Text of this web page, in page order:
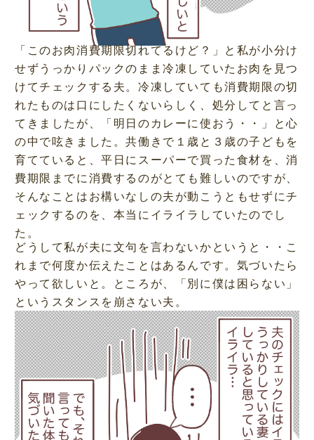
「このお肉消費期限切れてるけど？」と私が小分け
せずうっかりパックのまま冷凍していたお肉を見つ
けてチェックする夫。冷凍していても消費期限の切
れたものは口にしたくないらしく、処分してと言っ
てきましたが、「明日のカレーに使おう・・」と心
の中で呟きました。共働きで１歳と３歳の子どもを
育てていると、平日にスーパーで買った食材を、消
費期限までに消費するのがとても難しいのですが、
そんなことはお構いなしの夫が動こうともせずにチ
ェックするのを、本当にイライラしていたのでし
た。
どうして私が夫に文句を言わないかというと・・こ
れまで何度か伝えたことはあるんです。気づいたら
やって欲しいと。ところが、「別に僕は困らない」
というスタンスを崩さない夫。